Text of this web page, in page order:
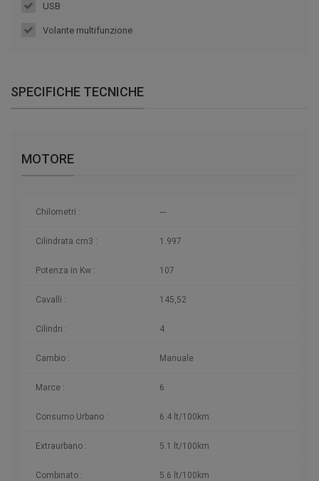
USB
Volante multifunzione
SPECIFICHE TECNICHE
MOTORE
Chilometri : ---
Cilindrata cm3 : 1.997
Potenza in Kw : 107
Cavalli : 145,52
Cilindri : 4
Cambio : Manuale
Marce : 6
Consumo Urbano : 6.4 lt/100km
Extraurbano : 5.1 lt/100km
Combinato : 5.6 lt/100km